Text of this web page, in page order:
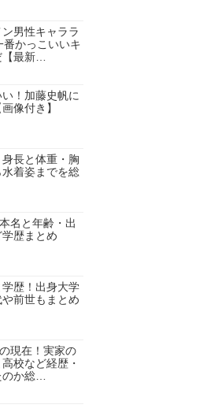
男性キャララ
番かっこいいキ
最新…
！加藤史帆に
像付き】
長と体重・胸
着姿までを総
名と年齢・出
歴まとめ
歴！出身大学
前世もまとめ
現在！実家の
校など経歴・
か総…